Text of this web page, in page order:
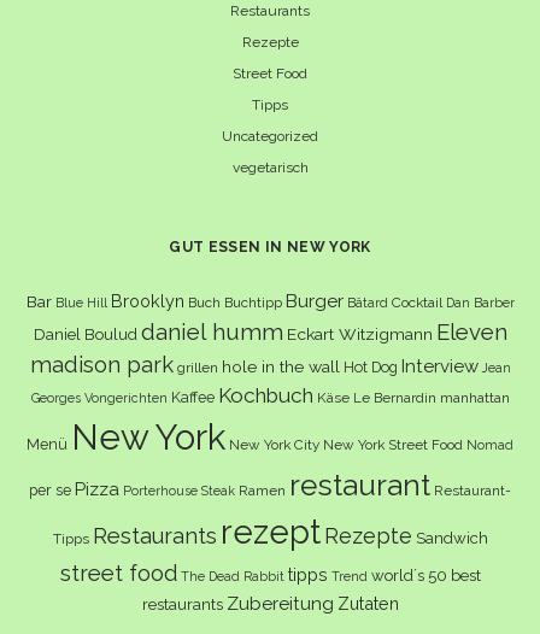
Restaurants
Rezepte
Street Food
Tipps
Uncategorized
vegetarisch
GUT ESSEN IN NEW YORK
Bar Blue Hill Brooklyn Buch Buchtipp Burger Bâtard Cocktail Dan Barber
Daniel Boulud daniel humm Eckart Witzigmann Eleven
madison park grillen hole in the wall Hot Dog Interview Jean
Georges Vongerichten Kaffee Kochbuch Käse Le Bernardin manhattan
Menü New York New York City New York Street Food Nomad
per se Pizza Porterhouse Steak Ramen restaurant Restaurant-
Tipps Restaurants rezept Rezepte Sandwich
street food The Dead Rabbit tipps Trend world´s 50 best
restaurants Zubereitung Zutaten